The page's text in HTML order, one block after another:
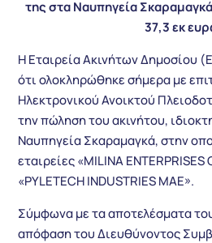
της στα Ναυπηγεία
37,3 εκ
Η Εταιρεία Ακινήτων Δημοσίου
ότι ολοκληρώθηκε σήμερα με
Ηλεκτρονικού Ανοικτού
την πώληση του ακινήτου,
Ναυπηγεία Σκαραμαγκά, στην
εταιρείες «MILINA ENTERPRISES
«PYLETECH INDUSTRIES MAE».
Σύμφωνα με τα αποτελέσματα
απόφαση του Διευθύνοντος